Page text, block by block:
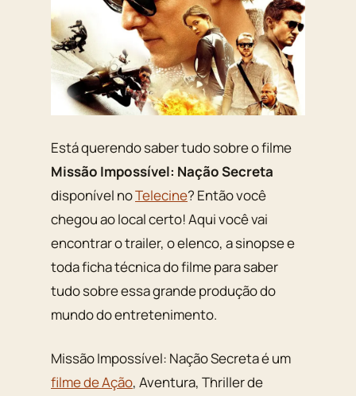
Está querendo saber tudo sobre o filme
Missão Impossível: Nação Secreta
disponível noTelecine? Então você
chegou ao local certo! Aqui você vai
encontrar o trailer, o elenco, a sinopse e
toda ficha técnica do filme para saber
tudo sobre essa grande produção do
mundo do entretenimento.
Missão Impossível: Nação Secreta é um
filme de Ação, Aventura, Thriller de